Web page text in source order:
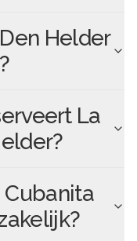
Helder
La
?
Cubanita